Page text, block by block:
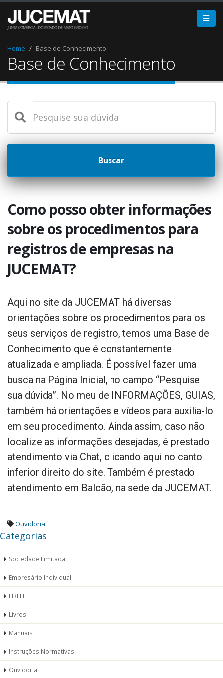
Home Base de Conhecimento
Base de Conhecimento
Buscar
Como posso obter informações
sobre os procedimentos para
registros de empresas na
JUCEMAT?
Aqui no site da JUCEMAT há diversas
orientações sobre os procedimentos para os
seus serviços de registro, temos uma Base de
Conhecimento que é constantemente
atualizada e ampliada. É possível fazer uma
busca na Página Inicial, no campo “Pesquise
sua dúvida”. No meu de INFORMAÇÕES, GUIAS,
também há orientações e vídeos para auxilia-lo
em seu procedimento. Ainda assim, caso não
localize as informações desejadas, é prestado
atendimento via Chat, clicando aqui no canto
inferior direito do site. Também é prestado
atendimento em Balcão, na sede da JUCEMAT.
Ouvidoria
Categorias
Sociedade Limitada
Empresário Individual
EIRELI
Livros
Manuais
Instruções Normativas
Ouvidoria